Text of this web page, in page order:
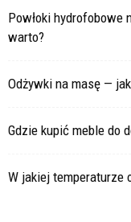
Powłoki hydrofobowe
warto?
Odżywki na masę —
Gdzie kupić meble do
W jakiej temperaturze